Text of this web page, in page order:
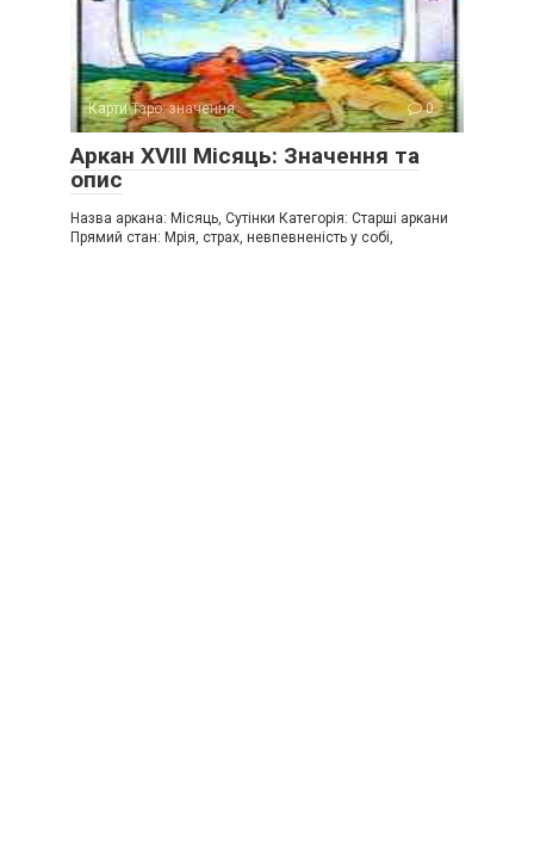
Карти Таро: значення 0
Аркан XVIII Місяць: Значення та
опис
Назва аркана: Місяць, Сутінки Категорія: Старші аркани
Прямий стан: Мрія, страх, невпевненість у собі,